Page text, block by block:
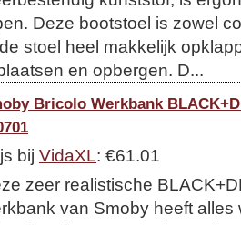
Deze bootstoel is zowel
stoel heel makkelijk
en opbergen. D...
Bricolo Werkbank
bij VidaXL: €61.01
zeer realistische
van Smoby heeft alles